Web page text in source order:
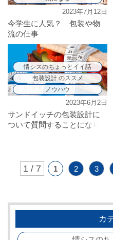
2023年7月12日
今学生に人気？ 包装や物
流の仕事
情シスのちょっとイイ話
包装設計 のススメ
ノウハウ
2023年6月2日
サンドイッチの包装設計に
ついて質問することになり
1 / 7 1 2 3
カ